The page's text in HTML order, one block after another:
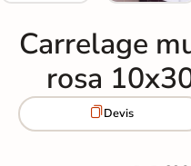
Carrelage
rosa
Devis